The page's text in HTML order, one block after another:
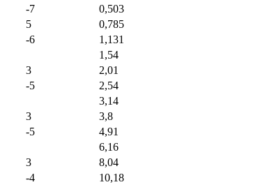
-7 0,503
5 0,785
-6 1,131
1,54
3 2,01
-5 2,54
3,14
3 3,8
-5 4,91
6,16
3 8,04
-4 10,18